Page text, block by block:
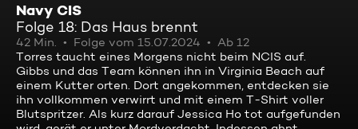
Navy CIS
Folge 18: Das Haus brennt
42 Min. Folge vom 15.07.2024
Ab 12
Torres taucht eines Morgens nicht beim NCIS auf.
Gibbs und das Team können ihn in Virginia Beach auf
einem Kutter orten. Dort angekommen, entdecken sie
ihn vollkommen verwirrt und mit einem T-Shirt voller
Blutspritzer. Als kurz darauf Jessica Ho tot aufgefunden